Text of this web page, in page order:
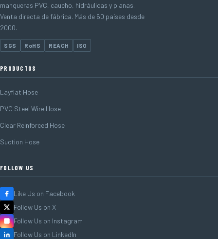
mangueras PVC, caucho, hidráulicas y planas.
Venta directa de fábrica. Más de 60 países desde
2000.
SGS RoHS REACH ISO
PRODUCTOS
Layflat Hose
PVC Steel Wire Hose
Clear Reinforced Hose
Suction Hose
FOLLOW US
Like Us on Facebook
Follow Us on X
Follow Us on Instagram
Follow Us on LinkedIn